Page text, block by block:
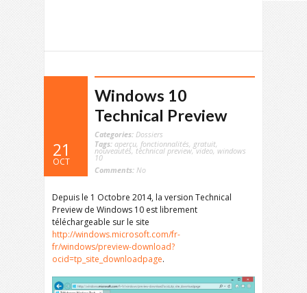
21
OCT
Windows 10
Technical Preview
Categories: Dossiers
Tags: aperçu, fonctionnalités, gratuit,
nouveautés, technical preview,video,windows
10
Comments: No
Depuis le 1 Octobre 2014, la version Technical
Preview de Windows 10 est librement
téléchargeable sur le site
http://windows.microsoft.com/fr-
fr/windows/preview-download?
ocid=tp_site_downloadpage.